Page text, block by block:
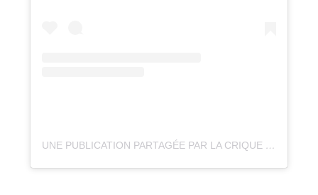
UNE PUBLICATION PARTAGÉE PAR LA CRIQUE & LE CRIQ’PARC (@LACRIQUEANNECY)